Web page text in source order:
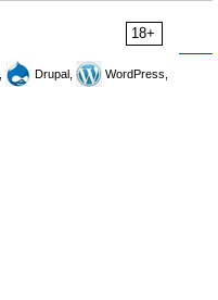
18+
Drupal,
WordPress,